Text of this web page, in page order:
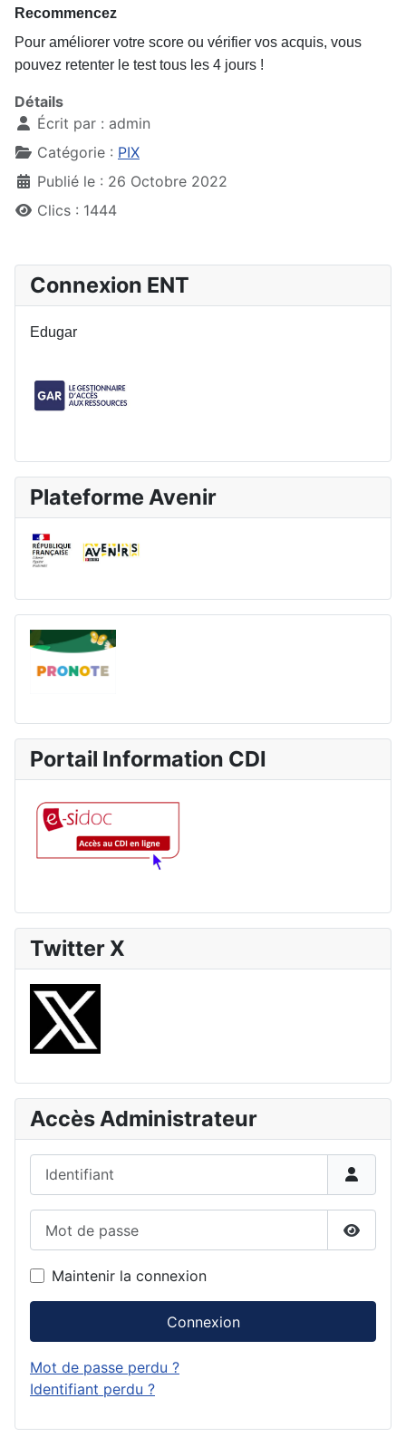
Recommencez
Pour améliorer votre score ou vérifier vos acquis, vous
pouvez retenter le test tous les 4 jours !
Détails
Écrit par : admin
Catégorie : PIX
Publié le : 26 Octobre 2022
Clics : 1444
Connexion ENT
Edugar
Plateforme Avenir
Portail Information CDI
Twitter X
Accès Administrateur
Maintenir la connexion
Connexion
Mot de passe perdu ?
Identifiant perdu ?